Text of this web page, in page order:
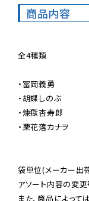
商品内容
全4種類
・冨岡義勇
・胡蝶しのぶ
・煉獄杏寿郎
・栗花落カナヲ
袋単位(メーカー出
アソート内容の変更
また、商品によって